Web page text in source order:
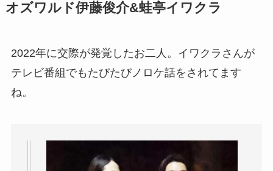
オズワルド伊藤俊介&蛙亭イワクラ
2022年に交際が発覚したお二人。イワクラさんが
テレビ番組でもたびたびノロケ話をされてます
ね。